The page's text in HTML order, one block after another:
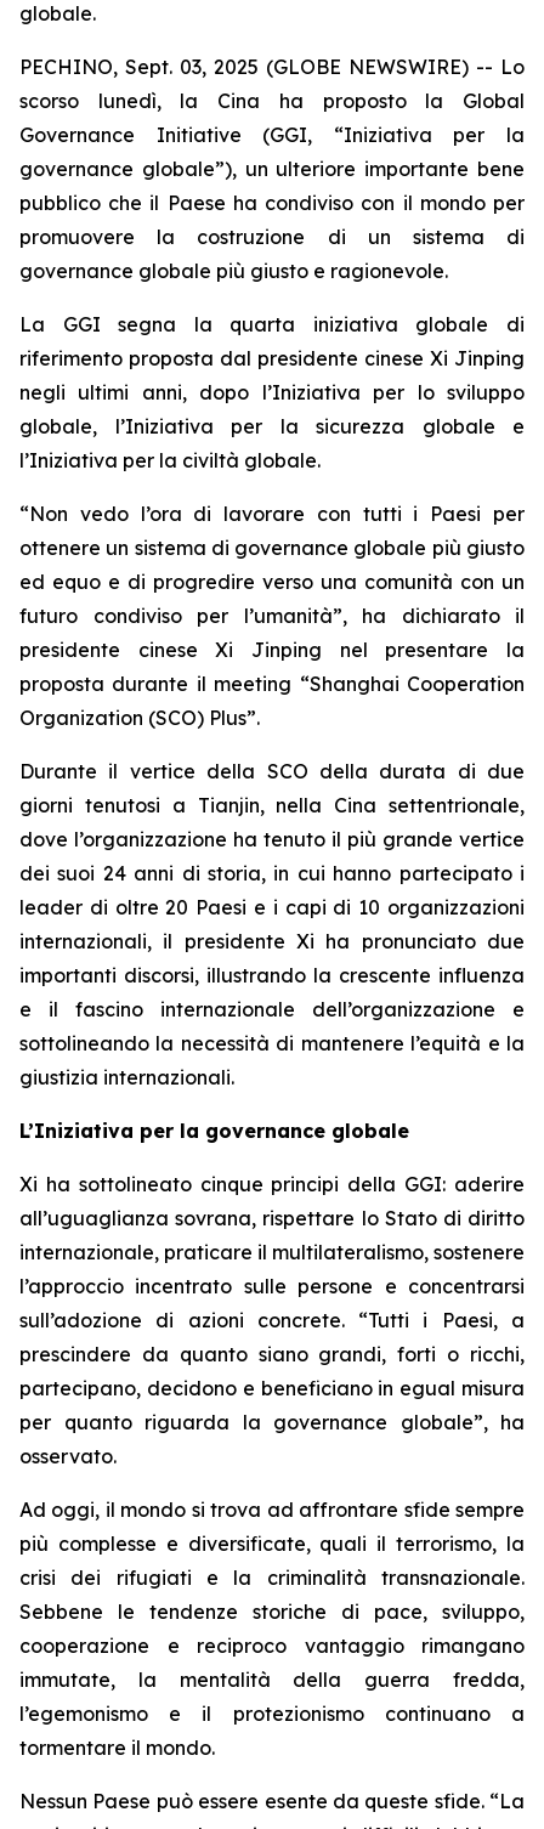
globale.
PECHINO, Sept. 03, 2025 (GLOBE NEWSWIRE) -- Lo
scorso lunedì, la Cina ha proposto la Global
Governance Initiative (GGI, “Iniziativa per la
governance globale”), un ulteriore importante bene
pubblico che il Paese ha condiviso con il mondo per
promuovere la costruzione di un sistema di
governance globale più giusto e ragionevole.
La GGI segna la quarta iniziativa globale di
riferimento proposta dal presidente cinese Xi Jinping
negli ultimi anni, dopo l’Iniziativa per lo sviluppo
globale, l’Iniziativa per la sicurezza globale e
l’Iniziativa per la civiltà globale.
“Non vedo l’ora di lavorare con tutti i Paesi per
ottenere un sistema di governance globale più giusto
ed equo e di progredire verso una comunità con un
futuro condiviso per l’umanità”, ha dichiarato il
presidente cinese Xi Jinping nel presentare la
proposta durante il meeting “Shanghai Cooperation
Organization (SCO) Plus”.
Durante il vertice della SCO della durata di due
giorni tenutosi a Tianjin, nella Cina settentrionale,
dove l’organizzazione ha tenuto il più grande vertice
dei suoi 24 anni di storia, in cui hanno partecipato i
leader di oltre 20 Paesi e i capi di 10 organizzazioni
internazionali, il presidente Xi ha pronunciato due
importanti discorsi, illustrando la crescente influenza
e il fascino internazionale dell’organizzazione e
sottolineando la necessità di mantenere l’equità e la
giustizia internazionali.
L’Iniziativa per la governance globale
Xi ha sottolineato cinque principi della GGI: aderire
all’uguaglianza sovrana, rispettare lo Stato di diritto
internazionale, praticare il multilateralismo, sostenere
l’approccio incentrato sulle persone e concentrarsi
sull’adozione di azioni concrete. “Tutti i Paesi, a
prescindere da quanto siano grandi, forti o ricchi,
partecipano, decidono e beneficiano in egual misura
per quanto riguarda la governance globale”, ha
osservato.
Ad oggi, il mondo si trova ad affrontare sfide sempre
più complesse e diversificate, quali il terrorismo, la
crisi dei rifugiati e la criminalità transnazionale.
Sebbene le tendenze storiche di pace, sviluppo,
cooperazione e reciproco vantaggio rimangano
immutate, la mentalità della guerra fredda,
l’egemonismo e il protezionismo continuano a
tormentare il mondo.
Nessun Paese può essere esente da queste sfide. “La